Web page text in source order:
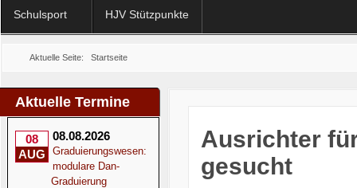
Schulsport HJV Stützpunkte
Aktuelle Seite: Startseite
Aktuelle Termine
08
AUG
08.08.2026
Graduierungswesen:
modulare Dan-
Graduierung
Ausrichter
gesucht